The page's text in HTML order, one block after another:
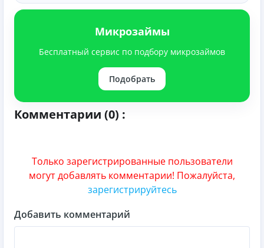
Микрозаймы
Бесплатный сервис по подбору микрозаймов
Подобрать
Комментарии (0) :
Только зарегистрированные пользователи
могут добавлять комментарии! Пожалуйста,
зарегистрируйтесь
Добавить комментарий